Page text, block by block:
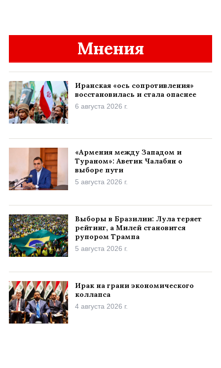
Мнения
Иранская «ось сопротивления»
восстановилась и стала опаснее
6 августа 2026 г.
«Армения между Западом и
Тураном»: Аветик Чалабян о
выборе пути
5 августа 2026 г.
Выборы в Бразилии: Лула теряет
рейтинг, а Милей становится
рупором Трампа
5 августа 2026 г.
Ирак на грани экономического
коллапса
4 августа 2026 г.